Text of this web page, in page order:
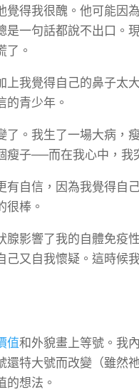
覺得我很醜。他可能因
是一句話都說不出口。
了。
上我覺得自己的鼻子太
的青少年。
了。我生了一場大病，
瘦子──而在我心中，我
有自信，因為我覺得自
很棒。
腺影響了我的自體免疫
己又自我懷疑。這時候
值和外貌畫上等號。我
還特大號而改變（雖
的想法。